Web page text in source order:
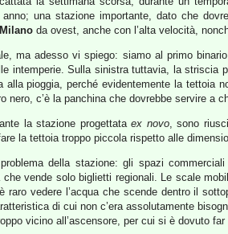
una stazione importante, dato che
Milano da ovest, anche con l’alta velocità,
ma adesso vi spiego: siamo al primo
intemperie. Sulla sinistra tuttavia, la striscia
alla pioggia, perché evidentemente la tettoia
nero, c’è la panchina che dovrebbe servire a
la stazione progettata ex novo, sono
la tettoia troppo piccola rispetto alle
della stazione: gli spazi
vende solo biglietti regionali. Le scale
raro vedere l’acqua che scende dentro il
di cui non c’era assolutamente
vicino all’ascensore, per cui si è dovuto